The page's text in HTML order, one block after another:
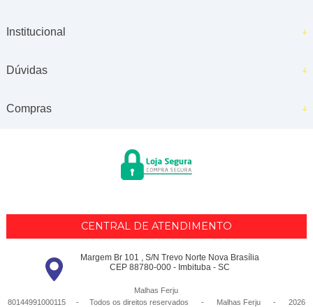
Institucional
Dúvidas
Compras
CENTRAL DE ATENDIMENTO
Margem Br 101 , S/N Trevo Norte Nova Brasília
CEP 88780-000 - Imbituba - SC
Malhas Ferju
80144991000115 - Todos os direitos reservados
- Malhas Ferju - 2026